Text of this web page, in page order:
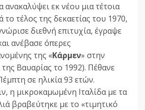
ανακαλύψει εκ νέου μια τέτοια
τέλος της δεκαετίας του 1970,
διεθνή επιτυχία, έγραψε
ανέβασε όπερες
της «Κάρμεν» στην
Βαυαρίας το 1992). Πέθανε
σε ηλικία 93 ετών.
η μικροκαμωμένη Ιταλίδα με τα
βραβεύτηκε με το «τιμητικό